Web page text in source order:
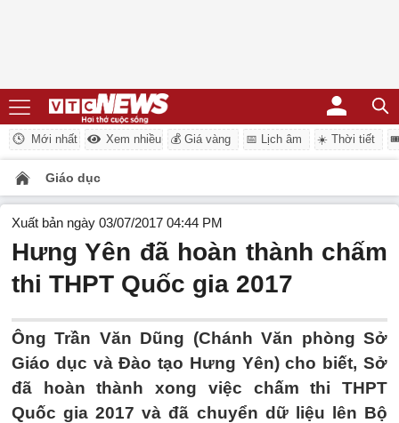
Mới nhất Xem nhiều 💰 Giá vàng 📅 Lịch âm ☀️ Thời tiết
Giáo dục
Xuất bản ngày 03/07/2017 04:44 PM
Hưng Yên đã hoàn thành chấm
thi THPT Quốc gia 2017
Ông Trần Văn Dũng (Chánh Văn phòng Sở
Giáo dục và Đào tạo Hưng Yên) cho biết, Sở
đã hoàn thành xong việc chấm thi THPT
Quốc gia 2017 và đã chuyển dữ liệu lên Bộ